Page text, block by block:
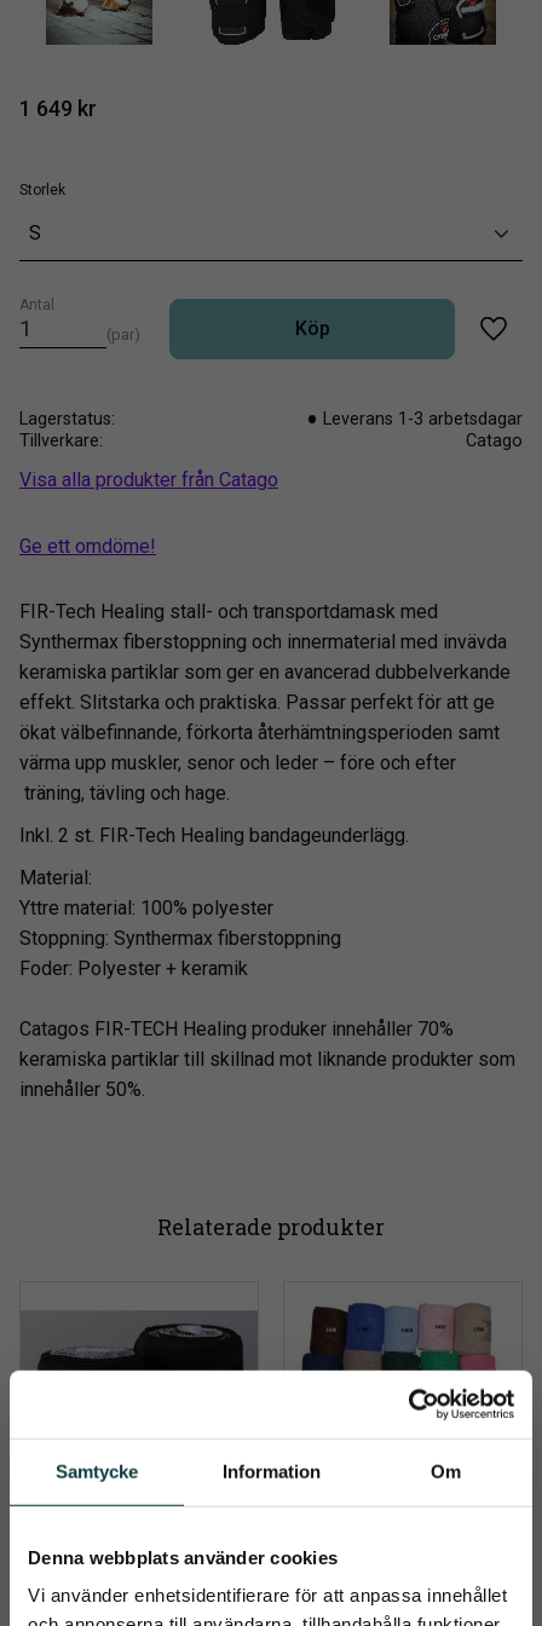
Samtycke Information Om
Denna webbplats använder cookies
Vi använder enhetsidentifierare för att anpassa innehållet
1 649 kr
Storlek
S
Antal
par Köp
Lägg
Lagerstatus
Leverans 1-3 arbetsdagar
Tillverkare
Catago
Visa alla produkter från Catago
Ge ett omdöme!
FIR-Tech Healing stall- och transportdamask med
Synthermax fiberstoppning och innermaterial med invävda
keramiska partiklar som ger en avancerad dubbelverkande
effekt. Slitstarka och praktiska. Passar perfekt för att ge
ökat välbefinnande, förkorta återhämtningsperioden samt
värma upp muskler, senor och leder – före och efter
träning, tävling och hage.
Inkl. 2 st. FIR-Tech Healing bandageunderlägg.
Material:
Yttre material: 100% polyester
Stoppning: Synthermax fiberstoppning
Foder: Polyester + keramik
Catagos FIR-TECH Healing produker innehåller 70%
keramiska partiklar till skillnad mot liknande produkter som
innehåller 50%.
Relaterade produkter
Bandage med pad
pack. 3 meter.